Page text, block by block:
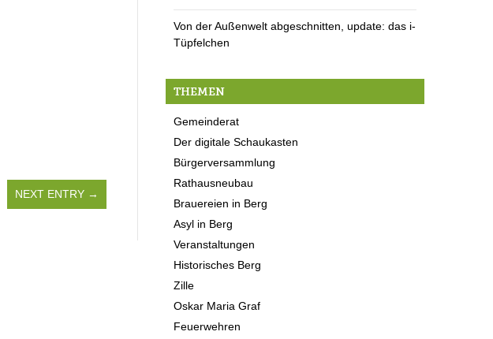
NEXT ENTRY →
Von der Außenwelt abgeschnitten, update: das i-
Tüpfelchen
THEMEN
Gemeinderat
Der digitale Schaukasten
Bürgerversammlung
Rathausneubau
Brauereien in Berg
Asyl in Berg
Veranstaltungen
Historisches Berg
Zille
Oskar Maria Graf
Feuerwehren